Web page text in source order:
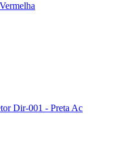
Dir-001 - Preta Ac